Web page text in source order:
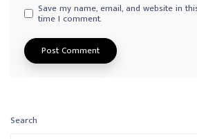
Save my name, email, and website in
time I comment.
Search